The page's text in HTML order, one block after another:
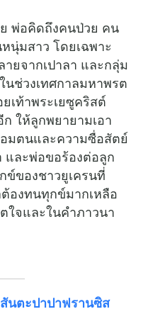
อคิดถึงคนป่วย คน
นุ่มสาว โดยเฉพาะ
ยจากเปาลา และกลุ่ม
นช่วงเทศกาลมหาพรต
เท้าพระเยซูคริสต์
ให้ลูกพยายามเอา
อมตนและความซื่อสัตย์
และพ่อขอร้องต่อลูก
ของชาวยูเครนที่
องทนทุกข์มากเหลือ
ใจและในคำภาวนา
นตะปาปาฟรานซิส